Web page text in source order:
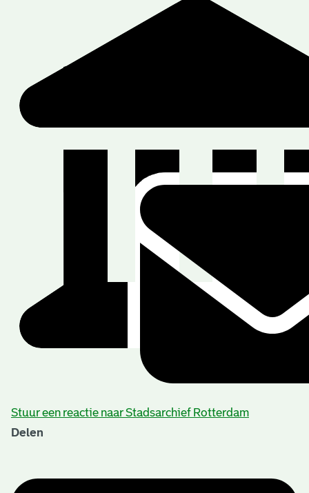
Stuur een reactie naar Stadsarchief Rotterdam
Delen